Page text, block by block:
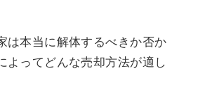
は本当に解体するべきか否か
よってどんな売却方法が適し